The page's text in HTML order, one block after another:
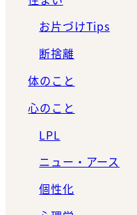
お片づけTips
断捨離
体のこと
心のこと
LPL
ニュー・アース
個性化